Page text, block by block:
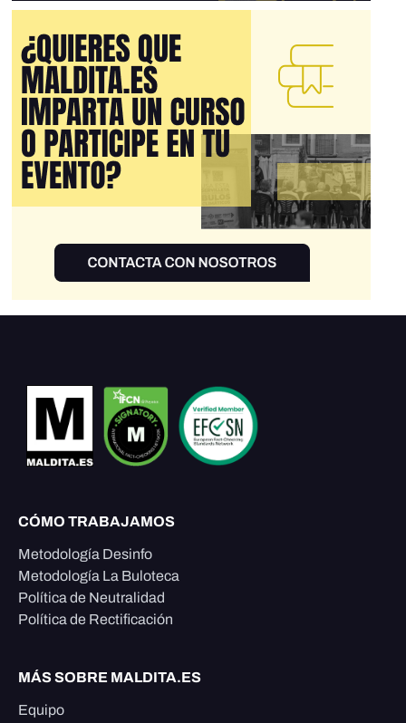
CÓMO TRABAJAMOS
Metodología Desinfo
Metodología La Buloteca
Política de Neutralidad
Política de Rectificación
MÁS SOBRE MALDITA.ES
Equipo